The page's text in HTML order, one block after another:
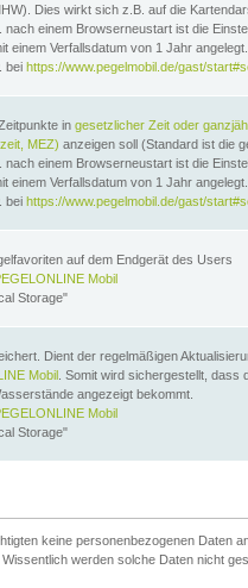
Dies wirkt sich z.B. auf die
nach einem Browserneustart ist die
einem Verfallsdatum von 1 Jahr angelegt.
bei https://www.pegelmobil.de/gast/
in gesetzlicher Zeit oder
MEZ) anzeigen soll (Standard ist die
nach einem Browserneustart ist die
einem Verfallsdatum von 1 Jahr angelegt.
bei https://www.pegelmobil.de/gast/
auf dem Endgerät des Users
Mobil
Storage"
Dient der regelmäßigen
Mobil . Somit wird sichergestellt, dass
angezeigt bekommt.
Mobil
Storage"
keine personenbezogenen Daten
werden solche Daten nicht